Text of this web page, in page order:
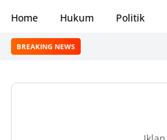
Home Hukum Politik
BREAKING NEWS